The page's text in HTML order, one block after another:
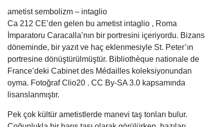
ametist sembolizm – intaglio
Ca 212 CE’den gelen bu ametist intaglio , Roma
İmparatoru Caracalla’nın bir portresini içeriyordu. Bizans
döneminde, bir yazıt ve haç eklenmesiyle St. Peter’ın
portresine dönüştürülmüştür. Bibliothèque nationale de
France’deki Cabinet des Médailles koleksiyonundan
oyma. Fotoğraf Clio20 . CC By-SA 3.0 kapsamında
lisanslanmıştır.
Pek çok kültür ametistlerde manevi taş tonları bulur.